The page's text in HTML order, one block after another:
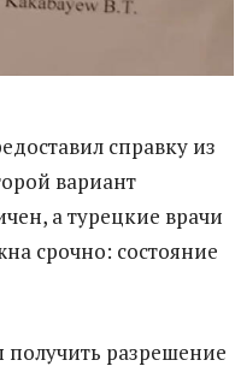
справку из
вариант
а турецкие врачи
срочно: состояние
разрешение